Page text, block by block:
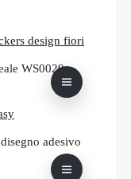
WS0029
adesivo